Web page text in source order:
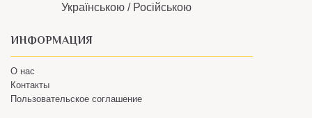
Українською / Російською
ИНФОРМАЦИЯ
О нас
Контакты
Пользовательское соглашение